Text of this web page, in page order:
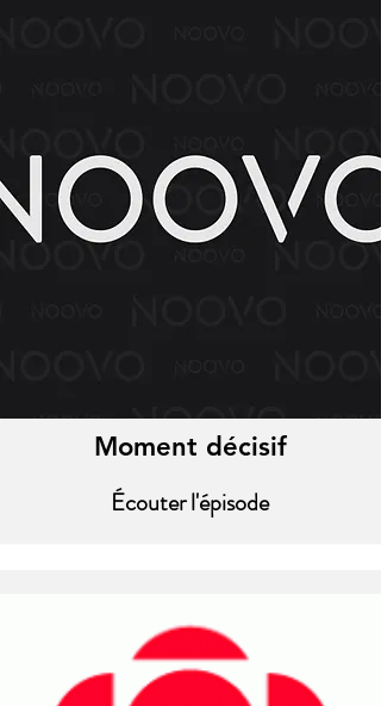
Moment décisif
Écouter l'épisode